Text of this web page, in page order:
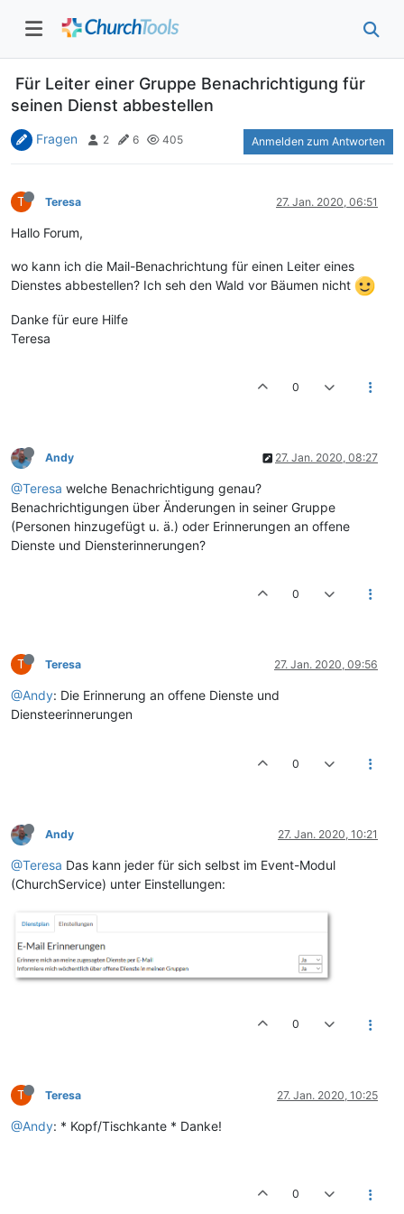
Für Leiter einer Gruppe Benachrichtigung für
seinen Dienst abbestellen
Fragen 2 6 405 Anmelden zum Antworten
T Teresa 27. Jan. 2020, 06:51
Hallo Forum,
wo kann ich die Mail-Benachrichtung für einen Leiter eines
Dienstes abbestellen? Ich seh den Wald vor Bäumen nicht
Danke für eure Hilfe
Teresa
0
Andy 27. Jan. 2020, 08:27
@Teresa welche Benachrichtigung genau?
Benachrichtigungen über Änderungen in seiner Gruppe
(Personen hinzugefügt u. ä.) oder Erinnerungen an offene
Dienste und Diensterinnerungen?
0
T Teresa 27. Jan. 2020, 09:56
@Andy: Die Erinnerung an offene Dienste und
Diensteerinnerungen
0
Andy 27. Jan. 2020, 10:21
@Teresa Das kann jeder für sich selbst im Event-Modul
(ChurchService) unter Einstellungen:
0
T Teresa 27. Jan. 2020, 10:25
@Andy: * Kopf/Tischkante * Danke!
0